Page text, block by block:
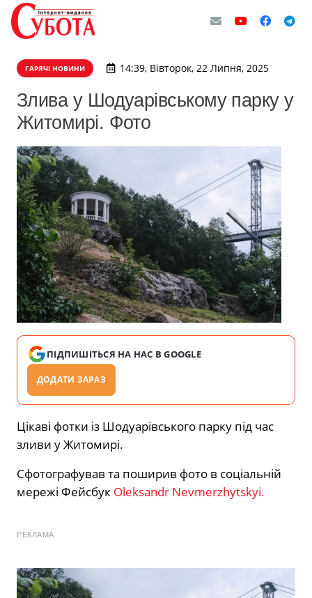
ГАРЯЧІ НОВИНИ 14:39, Вівторок, 22 Липня, 2025
Злива у Шодуарівському парку у
Житомирі. Фото
ПІДПИШІТЬСЯ НА НАС В GOOGLE
ДОДАТИ ЗАРАЗ
Цікаві фотки із Шодуарівського парку під час
зливи у Житомирі.
Сфотографував та поширив фото в соціальній
мережі Фейсбук Oleksandr Nevmerzhytskyi.
РЕКЛАМА